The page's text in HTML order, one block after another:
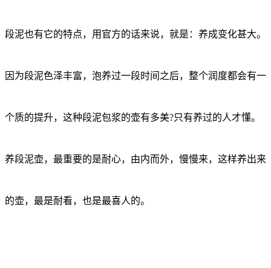
段泥也有它的特点，用官方的话来说，就是：养成变化甚大。
因为段泥色泽丰富，泡养过一段时间之后，整个润度都会有一
个质的提升，这种段泥包浆的壶有多美?只有养过的人才懂。
养段泥壶，最重要的是耐心，由内而外，慢慢来，这样养出来
的壶，最是耐看，也是最喜人的。